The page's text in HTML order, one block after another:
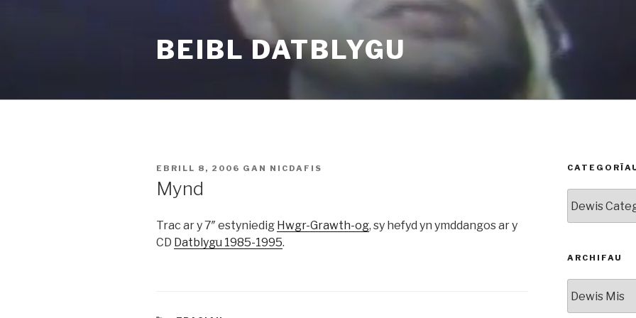
BEIBL DATBLYGU
COFNODWYD
EBRILL 8, 2006 GAN NICDAFIS
Mynd
Trac ar y 7″ estyniedig Hwgr-Grawth-og, sy hefyd yn ymddangos ar y
CD Datblygu 1985-1995.
ARCHIFAU